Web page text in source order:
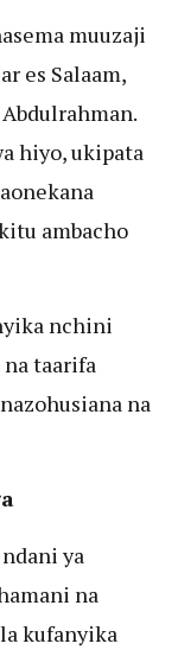
muuzaji
es Salaam,
hiyo, ukipata
ambacho
nchini
taarifa
na
ya
na
kufanyika